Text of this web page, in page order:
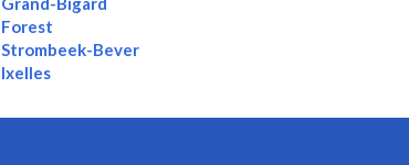
Forest
Strombeek-Bever
Ixelles